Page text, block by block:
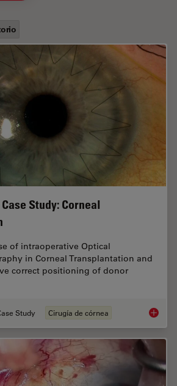
Study: Corneal
of intraoperative Optical
in Corneal Transplantation and
correct positioning of donor
Study Cirugía de córnea